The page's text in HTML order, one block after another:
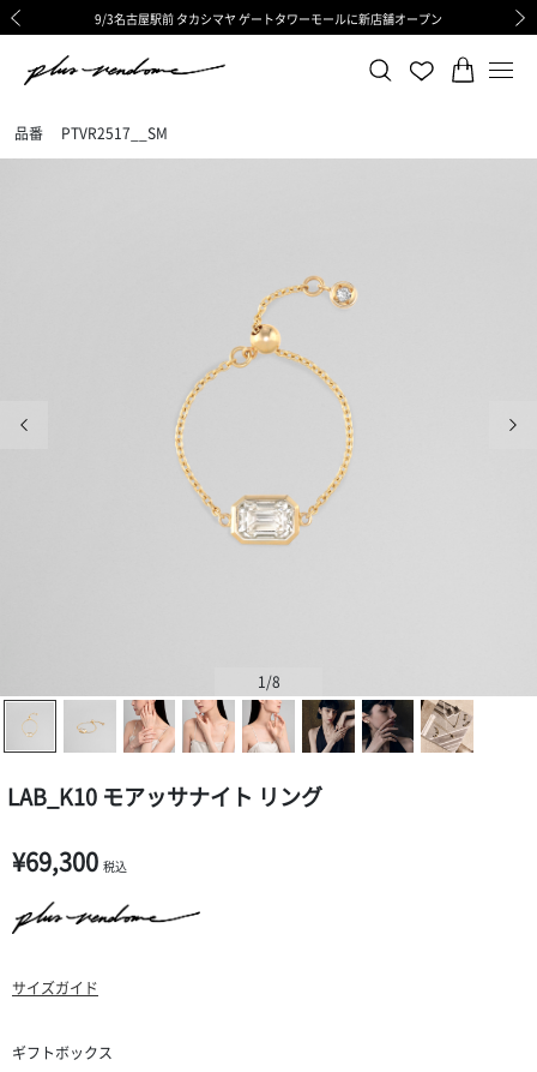
ギフトサービス 一部リニューアルと価格変更のお知らせ
令和8年熊本地震の影響による荷物のお届けについて
9/3名古屋駅前 タカシマヤ ゲートタワーモールに新店舗オープン
8/6渋谷ヒカリエ内ShinQs店 待望のリアル店舗オープン
ギフトサービス 一部リニューアルと価格変更のお知らせ
令和8年熊本地震の影響による荷物のお届けについて
品番 PTVR2517__SM
1/8
LAB_K10 モアッサナイト リング
¥69,300 税込
サイズガイド
ギフトボックス